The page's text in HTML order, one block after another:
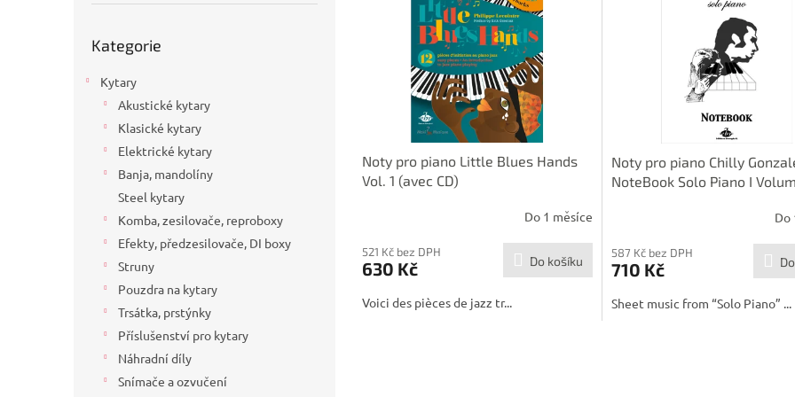
kategorie
Kategorie
Kytary
Akustické kytary
Klasické kytary
Elektrické kytary
Banja, mandolíny
Steel kytary
Komba, zesilovače, reproboxy
Efekty, předzesilovače, DI boxy
Struny
Pouzdra na kytary
Trsátka, prstýnky
Příslušenství pro kytary
Náhradní díly
Snímače a ozvučení
Noty pro piano Little Blues Hands
Vol. 1 (avec CD)
Do 1 měsíce
521 Kč bez DPH
630 Kč Do košíku
Voici des pièces de jazz tr...
Noty pro piano Chilly
NoteBook Solo Piano I
Do
587 Kč bez DPH
710 Kč
Sheet music from “Solo Piano” ...